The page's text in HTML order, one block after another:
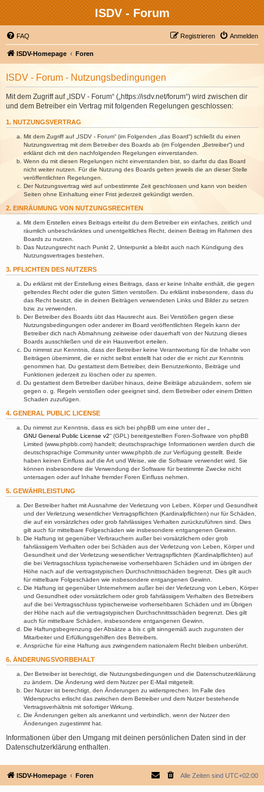
ISDV - Forum
FAQ Anmelden
Registrieren
ISDV-Homepage Foren
ISDV - Forum - Nutzungsbedingungen
Mit dem Zugriff auf „ISDV - Forum“ („https://isdv.net/forum“) wird zwischen dir
und dem Betreiber ein Vertrag mit folgenden Regelungen geschlossen:
1. NUTZUNGSVERTRAG
Mit dem Zugriff auf „ISDV - Forum“ (im Folgenden „das Board“) schließt du einen
Nutzungsvertrag mit dem Betreiber des Boards ab (im Folgenden „Betreiber“) und
erklärst dich mit den nachfolgenden Regelungen einverstanden.
Wenn du mit diesen Regelungen nicht einverstanden bist, so darfst du das Board
nicht weiter nutzen. Für die Nutzung des Boards gelten jeweils die an dieser Stelle
veröffentlichten Regelungen.
Der Nutzungsvertrag wird auf unbestimmte Zeit geschlossen und kann von beiden
Seiten ohne Einhaltung einer Frist jederzeit gekündigt werden.
2. EINRÄUMUNG VON NUTZUNGSRECHTEN
Mit dem Erstellen eines Beitrags erteilst du dem Betreiber ein einfaches, zeitlich und
räumlich unbeschränktes und unentgeltliches Recht, deinen Beitrag im Rahmen des
Boards zu nutzen.
Das Nutzungsrecht nach Punkt 2, Unterpunkt a bleibt auch nach Kündigung des
Nutzungsvertrages bestehen.
3. PFLICHTEN DES NUTZERS
Du erklärst mit der Erstellung eines Beitrags, dass er keine Inhalte enthält, die gegen
geltendes Recht oder die guten Sitten verstoßen. Du erklärst insbesondere, dass du
das Recht besitzt, die in deinen Beiträgen verwendeten Links und Bilder zu setzen
bzw. zu verwenden.
Der Betreiber des Boards übt das Hausrecht aus. Bei Verstößen gegen diese
Nutzungsbedingungen oder anderer im Board veröffentlichten Regeln kann der
Betreiber dich nach Abmahnung zeitweise oder dauerhaft von der Nutzung dieses
Boards ausschließen und dir ein Hausverbot erteilen.
Du nimmst zur Kenntnis, dass der Betreiber keine Verantwortung für die Inhalte von
Beiträgen übernimmt, die er nicht selbst erstellt hat oder die er nicht zur Kenntnis
genommen hat. Du gestattest dem Betreiber, dein Benutzerkonto, Beiträge und
Funktionen jederzeit zu löschen oder zu sperren.
Du gestattest dem Betreiber darüber hinaus, deine Beiträge abzuändern, sofern sie
gegen o. g. Regeln verstoßen oder geeignet sind, dem Betreiber oder einem Dritten
Schaden zuzufügen.
4. GENERAL PUBLIC LICENSE
Du nimmst zur Kenntnis, dass es sich bei phpBB um eine unter der „
GNU General Public License v2“ (GPL) bereitgestellten Foren-Software von phpBB
Limited (www.phpbb.com) handelt; deutschsprachige Informationen werden durch die
deutschsprachige Community unter www.phpbb.de zur Verfügung gestellt. Beide
haben keinen Einfluss auf die Art und Weise, wie die Software verwendet wird. Sie
können insbesondere die Verwendung der Software für bestimmte Zwecke nicht
untersagen oder auf Inhalte fremder Foren Einfluss nehmen.
5. GEWÄHRLEISTUNG
Der Betreiber haftet mit Ausnahme der Verletzung von Leben, Körper und Gesundheit
und der Verletzung wesentlicher Vertragspflichten (Kardinalpflichten) nur für Schäden,
die auf ein vorsätzliches oder grob fahrlässiges Verhalten zurückzuführen sind. Dies
gilt auch für mittelbare Folgeschäden wie insbesondere entgangenen Gewinn.
Die Haftung ist gegenüber Verbrauchern außer bei vorsätzlichem oder grob
fahrlässigem Verhalten oder bei Schäden aus der Verletzung von Leben, Körper und
Gesundheit und der Verletzung wesentlicher Vertragspflichten (Kardinalpflichten) auf
die bei Vertragsschluss typischerweise vorhersehbaren Schäden und im übrigen der
Höhe nach auf die vertragstypischen Durchschnittsschäden begrenzt. Dies gilt auch
für mittelbare Folgeschäden wie insbesondere entgangenen Gewinn.
Die Haftung ist gegenüber Unternehmern außer bei der Verletzung von Leben, Körper
und Gesundheit oder vorsätzlichem oder grob fahrlässigem Verhalten des Betreibers
auf die bei Vertragsschluss typischerweise vorhersehbaren Schäden und im Übrigen
der Höhe nach auf die vertragstypischen Durchschnittsschäden begrenzt. Dies gilt
auch für mittelbare Schäden, insbesondere entgangenen Gewinn.
Die Haftungsbegrenzung der Absätze a bis c gilt sinngemäß auch zugunsten der
Mitarbeiter und Erfüllungsgehilfen des Betreibers.
Ansprüche für eine Haftung aus zwingendem nationalem Recht bleiben unberührt.
6. ÄNDERUNGSVORBEHALT
Der Betreiber ist berechtigt, die Nutzungsbedingungen und die Datenschutzerklärung
zu ändern. Die Änderung wird dem Nutzer per E-Mail mitgeteilt.
Der Nutzer ist berechtigt, den Änderungen zu widersprechen. Im Falle des
Widerspruchs erlischt das zwischen dem Betreiber und dem Nutzer bestehende
Vertragsverhältnis mit sofortiger Wirkung.
Die Änderungen gelten als anerkannt und verbindlich, wenn der Nutzer den
Änderungen zugestimmt hat.
Informationen über den Umgang mit deinen persönlichen Daten sind in der
Datenschutzerklärung enthalten.
ISDV-Homepage Foren Alle Zeiten sind UTC+02:00